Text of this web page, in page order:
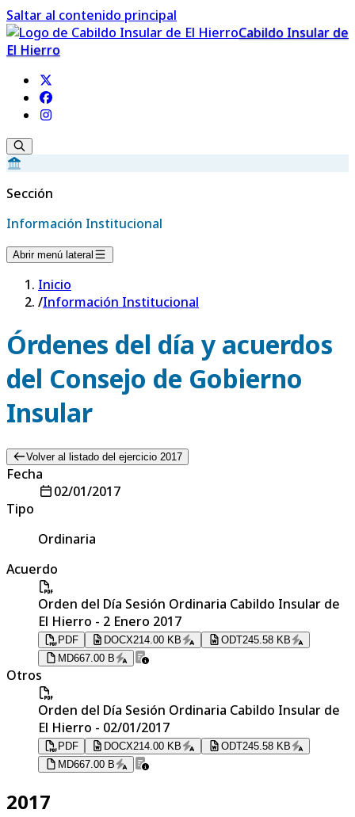
Saltar al contenido principal
Cabildo Insular de
El Hierro
Sección
Información Institucional
Abrir menú lateral
Inicio
/Información Institucional
Órdenes del día y acuerdos
del Consejo de Gobierno
Insular
Volver al listado del ejercicio 2017
Fecha
02/01/2017
Tipo
Ordinaria
Acuerdo
Orden del Día Sesión Ordinaria Cabildo Insular de
El Hierro - 2 Enero 2017
PDF DOCX214.00 KB ODT245.58 KB
MD667.00 B
Otros
Orden del Día Sesión Ordinaria Cabildo Insular de
El Hierro - 02/01/2017
PDF DOCX214.00 KB ODT245.58 KB
MD667.00 B
2017